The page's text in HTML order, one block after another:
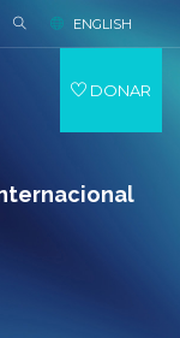
ENGLISH
DONAR